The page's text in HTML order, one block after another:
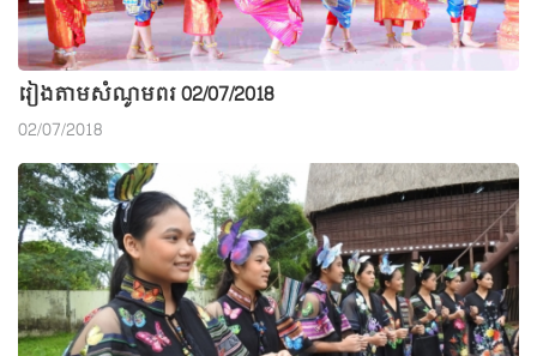
រៀងតាមសំណូមពរ 02/07/2018
02/07/2018